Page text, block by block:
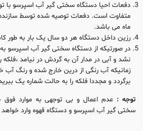
دفعات احیا دستگاه سختی گیر آب اسپرسو با
متفاوت است. دفعات توصیه شده توسط سازنده
ماه می باشد.
رزین داخل دستگاه هر دو سال یک بار به طور
زمانیکه آب رنگی از درین خارج شده و رنگ
برگردد و مجددا فلکه را به حالت شماره یک
توجه : عدم اعمال و بی توجهی به موارد
سختی گیر آب اسپرسو و دستگاه قهوه وارد خواهد